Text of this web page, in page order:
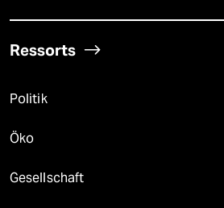
Ressorts
Politik
Öko
Gesellschaft